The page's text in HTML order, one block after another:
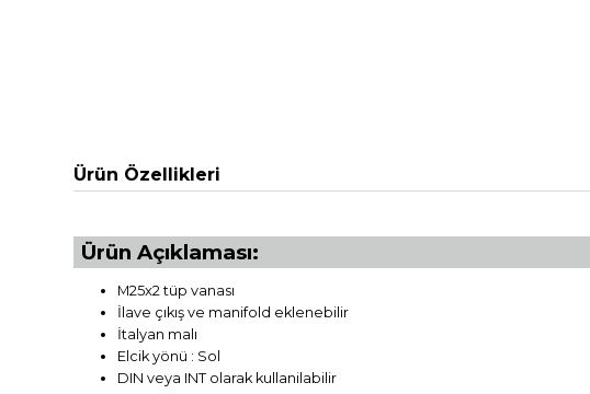
Ürün Özellikleri
Ürün Açıklaması:
M25x2 tüp vanası
İlave çıkış ve manifold eklenebilir
İtalyan malı
Elcik yönü : Sol
DIN veya INT olarak kullanilabilir